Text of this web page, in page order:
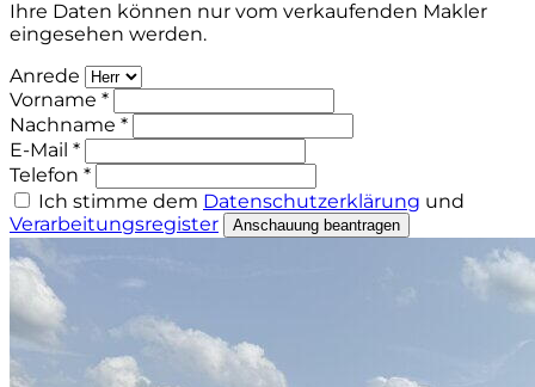
Ihre Daten können nur vom verkaufenden Makler
eingesehen werden.
Anrede
Vorname *
Nachname *
E-Mail *
Telefon *
Ich stimme dem Datenschutzerklärung und
Verarbeitungsregister
Anschauung beantragen